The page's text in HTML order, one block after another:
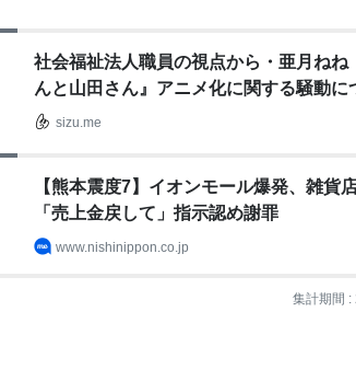
社会福祉法人職員の視点から・亜月ねね
んと山田さん』アニメ化に関する騒動に
犬
sizu.me
【熊本震度7】イオンモール爆発、雑貨
「売上金戻して」指示認め謝罪
www.nishinippon.co.jp
集計期間 :